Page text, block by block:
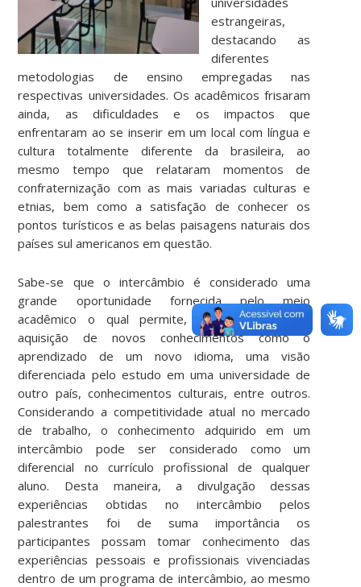
estrangeiras,
destacando as
diferentes
metodologias de ensino empregadas nas
respectivas universidades. Os acadêmicos frisaram
ainda, as dificuldades e os impactos que
enfrentaram ao se inserir em um local com língua e
cultura totalmente diferente da brasileira, ao
mesmo tempo que relataram momentos de
confraternização com as mais variadas culturas e
etnias, bem como a satisfação de conhecer os
pontos turísticos e as belas paisagens naturais dos
países sul americanos em questão.
Sabe-se que o intercâmbio é considerado uma
grande oportunidade fornecida pelo meio
acadêmico o qual permite, primordialmente, a
aquisição de novos conhecimentos como o
aprendizado de um novo idioma, uma visão
diferenciada pelo estudo em uma universidade de
outro país, conhecimentos culturais, entre outros.
Considerando a competitividade atual no mercado
de trabalho, o conhecimento adquirido em um
intercâmbio pode ser considerado como um
diferencial no currículo profissional de qualquer
aluno. Desta maneira, a divulgação dessas
experiências obtidas no intercâmbio pelos
palestrantes foi de suma importância os
participantes possam tomar conhecimento das
experiências pessoais e profissionais vivenciadas
dentro de um programa de intercâmbio, ao mesmo